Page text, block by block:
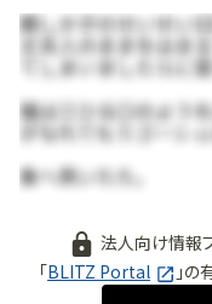
法人向け情報
「BLITZ Portal 」